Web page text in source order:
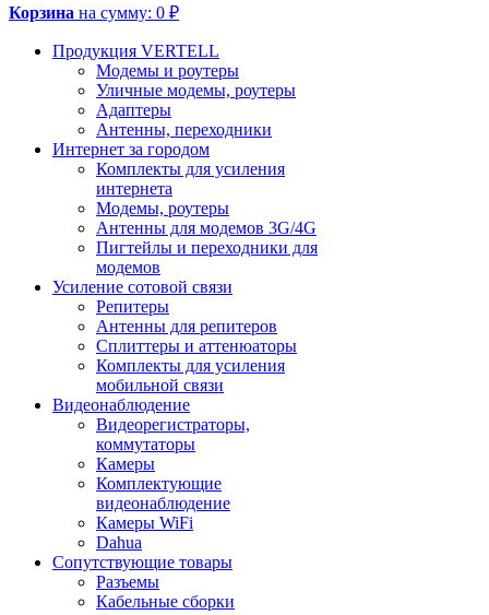
Корзина на сумму: 0 ₽
Продукция VERTELL
Модемы и роутеры
Уличные модемы, роутеры
Адаптеры
Антенны, переходники
Интернет за городом
Комплекты для усиления
интернета
Модемы, роутеры
Антенны для модемов 3G/4G
Пигтейлы и переходники для
модемов
Усиление сотовой связи
Репитеры
Антенны для репитеров
Сплиттеры и аттенюаторы
Комплекты для усиления
мобильной связи
Видеонаблюдение
Видеорегистраторы,
коммутаторы
Камеры
Комплектующие
видеонаблюдение
Камеры WiFi
Dahua
Сопутствующие товары
Разъемы
Кабельные сборки